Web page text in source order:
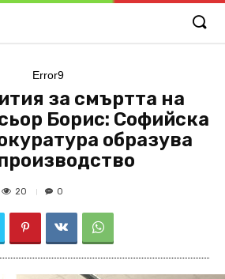
Error9
за смъртта на
Борис: Софийска
образува
20 0